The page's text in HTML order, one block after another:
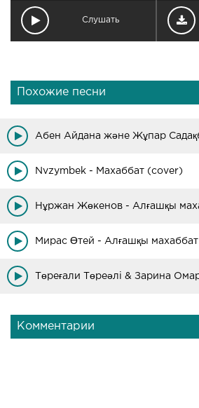
Слушать
Похожие песни
Nvzymbek - Махаббат (cover)
Мирас Өтей - Алғашқы махаббат
Комментарии